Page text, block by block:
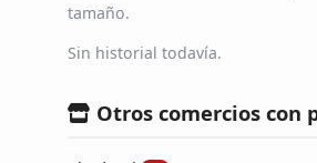
tamaño.
Sin historial todavía.
Otros comercios con